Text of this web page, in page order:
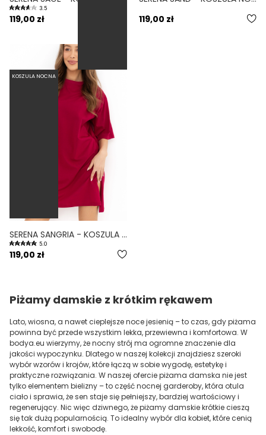
3.5
119,00 zł
119,00 zł
KOSZULA NOCNA
SERENA SANGRIA - KOSZULA NOCNA Z KRÓTKIM RĘKAWEM I ROZCIĘCIAMI MALINOWA
5.0
119,00 zł
Piżamy damskie z krótkim rękawem
Lato, wiosna, a nawet cieplejsze noce jesienią – to czas, gdy piżama
powinna być przede wszystkim lekka, przewiewna i komfortowa. W
bodya.eu wierzymy, że nocny strój ma ogromne znaczenie dla
jakości wypoczynku. Dlatego w naszej kolekcji znajdziesz szeroki
wybór wzorów i krojów, które łączą w sobie wygodę, estetykę i
praktyczne rozwiązania. W naszej ofercie piżama damska nie jest
tylko elementem bielizny – to część nocnej garderoby, która otula
ciało i sprawia, że sen staje się pełniejszy, bardziej wartościowy i
regenerujący. Nic więc dziwnego, że piżamy damskie krótkie cieszą
się tak dużą popularnością. To idealny wybór dla kobiet, które cenią
lekkość, komfort i swobodę.